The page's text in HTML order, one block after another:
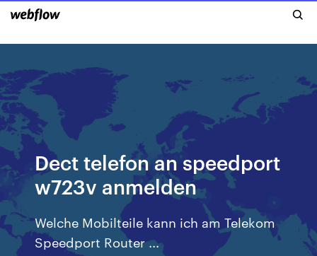
Dect telefon an speedport
w723v anmelden
Welche Mobilteile kann ich am Telekom
Speedport Router ...